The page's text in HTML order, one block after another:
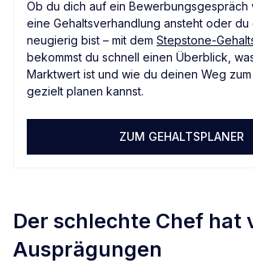
Ob du dich auf ein Bewerbungsgespräch
eine Gehaltsverhandlung ansteht oder du
neugierig bist – mit dem Stepstone-
bekommst du schnell einen Überblick,
Marktwert ist und wie du deinen Weg
gezielt planen kannst.
ZUM GEHALTSPLANER
Der schlechte Chef hat
Ausprägungen